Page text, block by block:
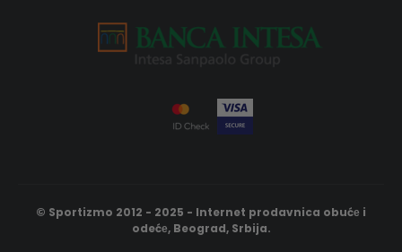
© Sportizmo 2012 - 2025 - Internet prodavnica obućе i
odećе, Beograd, Srbija.